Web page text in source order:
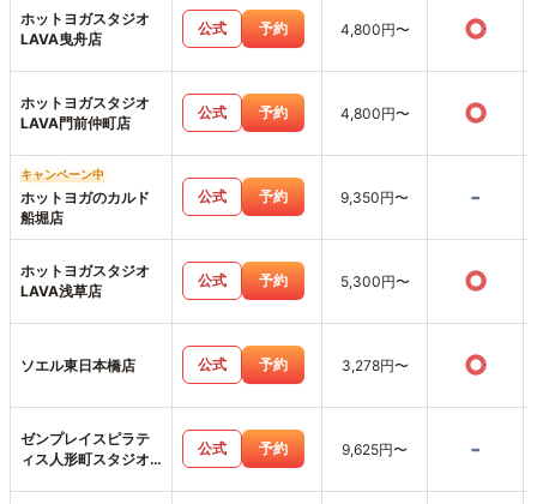
ホットヨガスタジオ
LAVA曳舟店
公式 予約 4,800円〜 ○
ホットヨガスタジオ
LAVA門前仲町店
公式 予約 4,800円〜 ○
キャンペーン中
ホットヨガのカルド
船堀店
公式 予約 9,350円〜 -
ホットヨガスタジオ
LAVA浅草店
公式 予約 5,300円〜 ○
ソエル東日本橋店 公式 予約 3,278円〜 ○
ゼンプレイスピラテ
ィス人形町スタジオ
公式 予約 9,625円〜 -